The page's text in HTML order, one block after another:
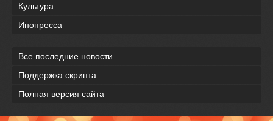
Культура
Инопресса
Все последние новости
Поддержка скрипта
Полная версия сайта